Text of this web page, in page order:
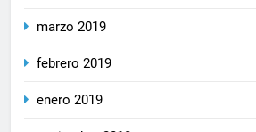
marzo 2019
febrero 2019
enero 2019